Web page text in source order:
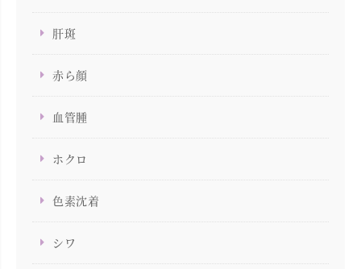
肝斑
赤ら顔
血管腫
ホクロ
色素沈着
シワ